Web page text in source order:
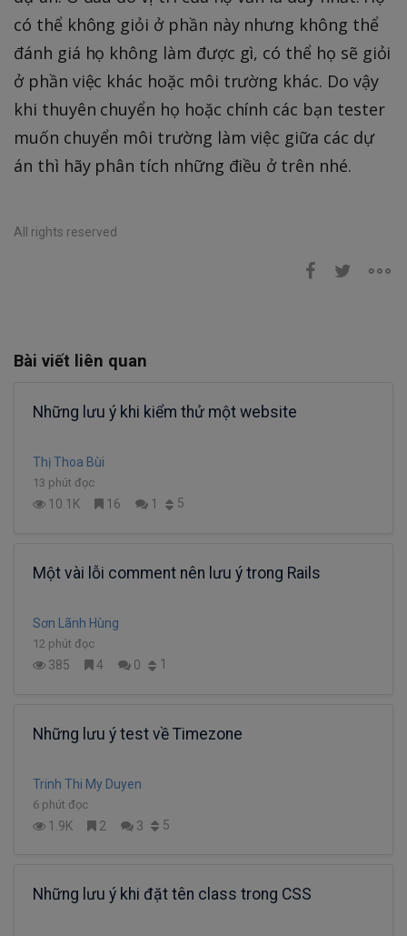
có thể không giỏi ở phần này nhưng không thể
đánh giá họ không làm được gì, có thể họ sẽ giỏi
ở phần việc khác hoặc môi trường khác. Do vậy
khi thuyên chuyển họ hoặc chính các bạn tester
muốn chuyển môi trường làm việc giữa các dự
án thì hãy phân tích những điều ở trên nhé.
All rights reserved
Bài viết liên quan
Những lưu ý khi kiểm thử một website
Thị Thoa Bùi
13 phút đọc
10.1K 16 1 5
Một vài lỗi comment nên lưu ý trong Rails
Sơn Lãnh Hùng
12 phút đọc
385 4 0 1
Những lưu ý test về Timezone
Trinh Thi My Duyen
6 phút đọc
1.9K 2 3 5
Những lưu ý khi đặt tên class trong CSS